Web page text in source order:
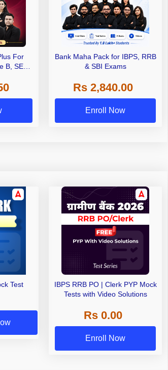
For
B, SEBI
B Bank
Bank Maha Pack for IBPS, RRB
& SBI Exams
Rs 2,840.00
Enroll Now
Test
IBPS RRB PO | Clerk PYP Mock
Tests with Video Solutions
Rs 0.00
Enroll Now